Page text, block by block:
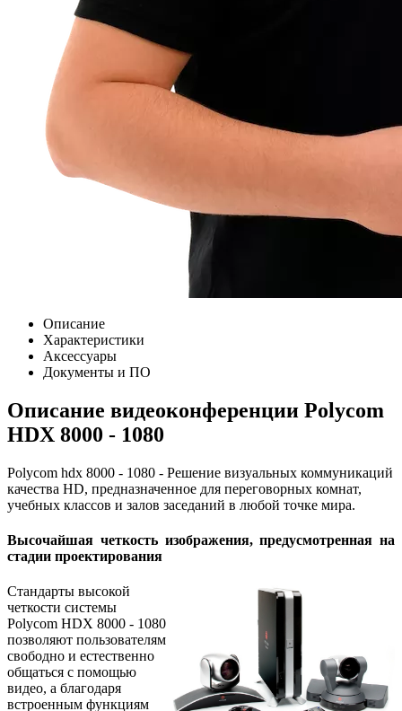
Описание
Характеристики
Аксессуары
Документы и ПО
Описание видеоконференции Polycom
HDX 8000 - 1080
Polycom hdx 8000 - 1080 - Решение визуальных коммуникаций
качества HD, предназначенное для переговорных комнат,
учебных классов и залов заседаний в любой точке мира.
Высочайшая четкость изображения, предусмотренная на
стадии проектирования
Стандарты высокой
четкости системы
Polycom HDX 8000 - 1080
позволяют пользователям
свободно и естественно
общаться с помощью
видео, а благодаря
встроенным функциям